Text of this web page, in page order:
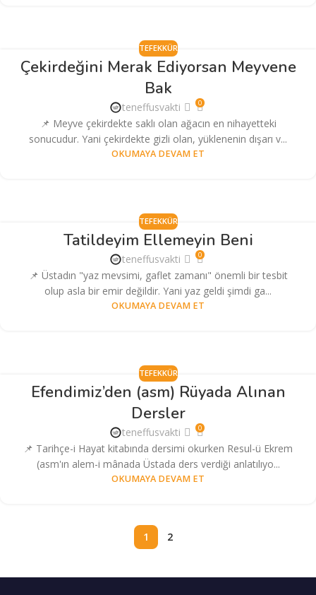
TEFEKKÜR
Çekirdeğini Merak Ediyorsan Meyvene
Bak
teneffusvakti 0
📌 Meyve çekirdekte saklı olan ağacın en nihayetteki
sonucudur. Yani çekirdekte gizli olan, yüklenenin dışarı v...
OKUMAYA DEVAM ET
TEFEKKÜR
Tatildeyim Ellemeyin Beni
teneffusvakti 0
📌 Üstadın "yaz mevsimi, gaflet zamanı" önemli bir tesbit
olup asla bir emir değildir. Yani yaz geldi şimdi ga...
OKUMAYA DEVAM ET
TEFEKKÜR
Efendimiz’den (asm) Rüyada Alınan
Dersler
teneffusvakti 0
📌 Tarihçe-i Hayat kitabında dersimi okurken Resul-ü Ekrem
(asm'ın alem-i mânada Üstada ders verdiği anlatılıyo...
OKUMAYA DEVAM ET
1 2